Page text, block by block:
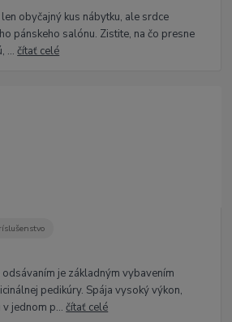
obyčajný kus nábytku, ale srdce
pánskeho salónu. Zistite, na čo presne
...čítať celé
je základným vybavením
pedikúry. Spája vysoký výkon,
v jednom p...čítať celé